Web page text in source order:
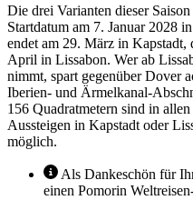
Die drei Varianten dieser
Startdatum am 7. Januar 2028
endet am 29. März in Kapstadt,
April in Lissabon. Wer ab
nimmt, spart gegenüber Dover
Iberien- und Ärmelkanal-
156 Quadratmetern sind in
Aussteigen in Kapstadt oder
möglich.
Als Dankeschön für
einen Pomorin